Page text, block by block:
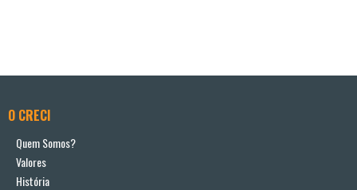
O CRECI
Quem Somos?
Valores
História